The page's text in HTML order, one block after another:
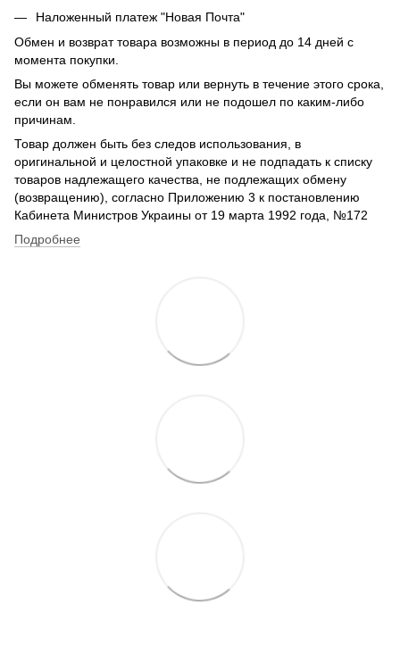
Наложенный платеж "Новая Почта"
Обмен и возврат товара возможны в период до 14 дней с
момента покупки.
Вы можете обменять товар или вернуть в течение этого срока,
если он вам не понравился или не подошел по каким-либо
причинам.
Товар должен быть без следов использования, в
оригинальной и целостной упаковке и не подпадать к списку
товаров надлежащего качества, не подлежащих обмену
(возвращению), согласно Приложению 3 к постановлению
Кабинета Министров Украины от 19 марта 1992 года, №172
Подробнее